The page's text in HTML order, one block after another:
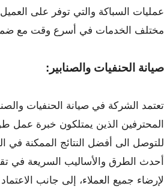
عمليات السباكة والتي توفر على
مختلف الخدمات في أسرع وقت مع
صيانة الحنفيات والصنابير:
تعتمد الشركة في صيانة الحنفيات
المحترفين الذين يمتلكون خبرة عمل
للتوصل الى أفضل النتائج الممكنة في
أحدث الطرق والأساليب السريعة في
لإرضاء جميع العملاء، إلى جانب